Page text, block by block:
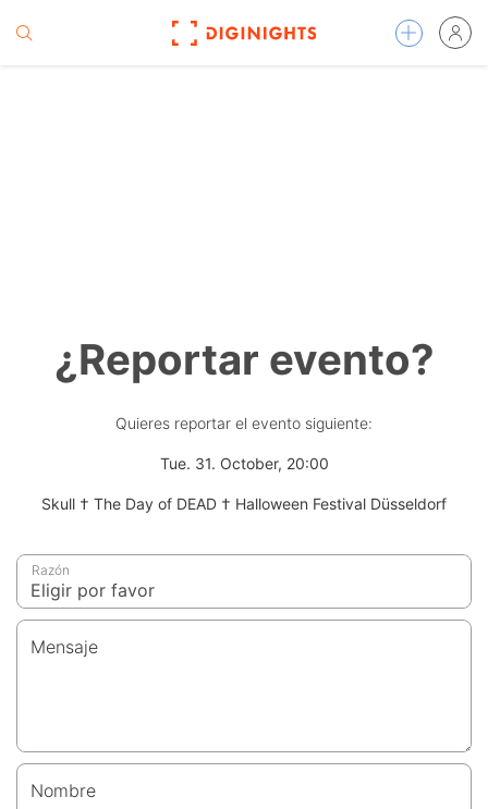
¿Reportar evento?
Quieres reportar el evento siguiente:
Tue. 31. October, 20:00
Skull † The Day of DEAD † Halloween Festival Düsseldorf
Razón
Mensaje
Nombre